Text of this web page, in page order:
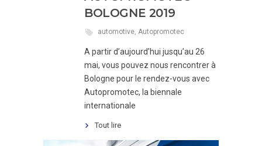
BOLOGNE 2019
automotive, Autopromotec
A partir d’aujourd’hui jusqu’au 26
mai, vous pouvez nous rencontrer à
Bologne pour le rendez-vous avec
Autopromotec, la biennale
internationale
Tout lire